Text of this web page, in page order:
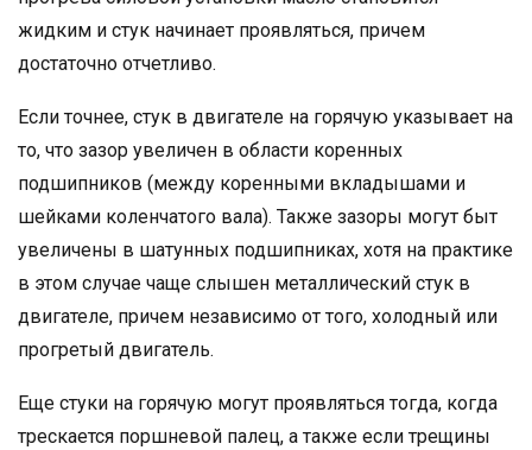
жидким и стук начинает проявляться, причем
достаточно отчетливо.
Если точнее, стук в двигателе на горячую указывает на
то, что зазор увеличен в области коренных
подшипников (между коренными вкладышами и
шейками коленчатого вала). Также зазоры могут быт
увеличены в шатунных подшипниках, хотя на практике
в этом случае чаще слышен металлический стук в
двигателе, причем независимо от того, холодный или
прогретый двигатель.
Еще стуки на горячую могут проявляться тогда, когда
трескается поршневой палец, а также если трещины